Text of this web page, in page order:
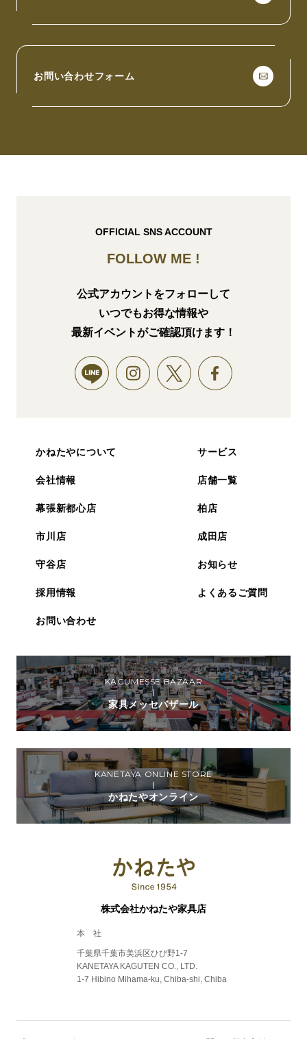
お問い合わせフォーム
OFFICIAL SNS ACCOUNT
FOLLOW ME !
公式アカウントをフォローして
いつでもお得な情報や
最新イベントがご確認頂けます！
株式会社かねたや家具店
本 社
千葉県千葉市美浜区ひび野1-7
KANETAYA KAGUTEN CO., LTD.
1-7 Hibino Mihama-ku, Chiba-shi, Chiba
KAGUMESSE BAZAAR
家具メッセバザール
KANETAYA ONLINE STORE
かねたやオンライン
かねたやについて サービス
会社情報 店舗一覧
幕張新都心店 柏店
市川店 成田店
守谷店 お知らせ
採用情報 よくあるご質問
お問い合わせ